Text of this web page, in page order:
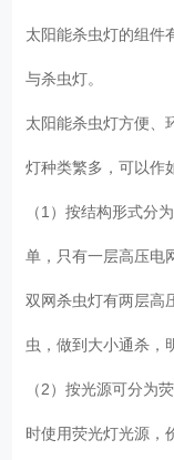
太阳能杀虫灯的组件
与杀虫灯。
太阳能杀虫灯方便、
灯种类繁多，可以作
（1）按结构形式分
单，只有一层高压电
双网杀虫灯有两层高
虫，做到大小通杀，
（2）按光源可分为
时使用荧光灯光源，